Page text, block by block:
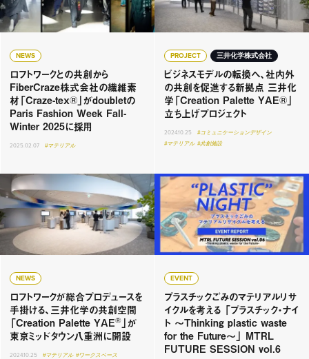
NEWS
ロフトワークとの共創から
FiberCraze株式会社の繊維素
材「Craze-tex®」がdoubletの
Paris Fashion Week Fall-
Winter 2025に採用
2025.02.07 #マテリアル
PROJECT 三井化学株式会社
ビジネスモデルの転換へ、社内外
の共創を促進する新拠点 三井化
学「Creation Palette YAE®」
立ち上げプロジェクト
2024.10.25
#コミュニケーションデザイン
#マテリアル #共創施設
NEWS
ロフトワークが総合プロデュースを
手掛ける、三井化学の共創空間
「Creation Palette YAE® 」が
東京ミッドタウン八重洲に開設
2024.10.25 #マテリアル #ワークスペース
EVENT
プラスチックごみのマテリアルリサ
イクルを考える 「プラスチック・ナイ
ト 〜Thinking plastic waste
for the Future〜」 MTRL
FUTURE SESSION vol.6